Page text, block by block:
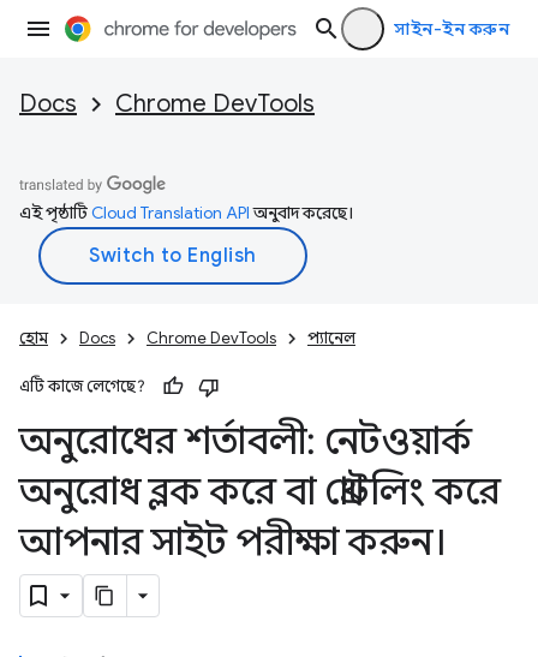
সাইন-ইন করুন
Docs Chrome DevTools
এই পৃষ্ঠাটিCloud Translation APIঅনুবাদ করেছে।
হোম Docs Chrome DevTools প্যানেল
এটি কাজে লেগেছে?
অনুরোধের শর্তাবলী: নেটওয়ার্ক
অনুরোধ ব্লক করে বা থ্রোটলিং করে
আপনার সাইট পরীক্ষা করুন।